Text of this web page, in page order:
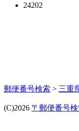
24202
郵便番号検索 > 三重
(C)2026 〒郵便番号